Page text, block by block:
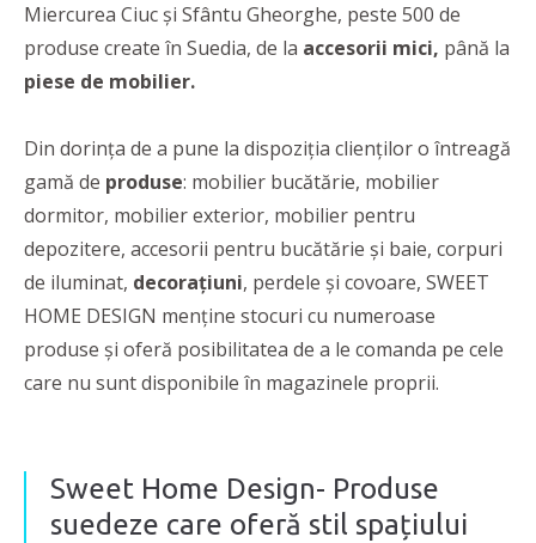
Miercurea Ciuc și Sfântu Gheorghe, peste 500 de
produse create în Suedia, de la accesorii mici, până la
piese de mobilier.
Din dorința de a pune la dispoziția clienților o întreagă
gamă de produse: mobilier bucătărie, mobilier
dormitor, mobilier exterior, mobilier pentru
depozitere, accesorii pentru bucătărie și baie, corpuri
de iluminat, decorațiuni, perdele și covoare, SWEET
HOME DESIGN menține stocuri cu numeroase
produse și oferă posibilitatea de a le comanda pe cele
care nu sunt disponibile în magazinele proprii.
Sweet Home Design- Produse
suedeze care oferă stil spațiului